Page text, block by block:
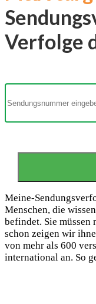
Verfolge
Meine-
Menschen, die
befindet. Sie müssen
schon zeigen wir
von mehr als 600
international an. So